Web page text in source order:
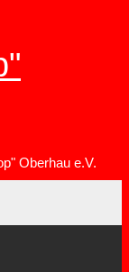
Oberhau e.V.